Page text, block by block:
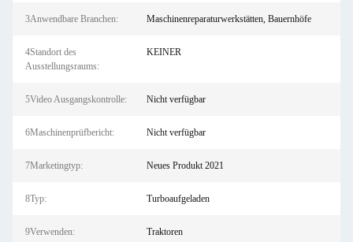
3Anwendbare Branchen: Maschinenreparaturwerkstätten, Bauernhöfe
4Standort des
Ausstellungsraums:
KEINER
5Video Ausgangskontrolle: Nicht verfügbar
6Maschinenprüfbericht: Nicht verfügbar
7Marketingtyp: Neues Produkt 2021
8Typ: Turboaufgeladen
9Verwenden: Traktoren